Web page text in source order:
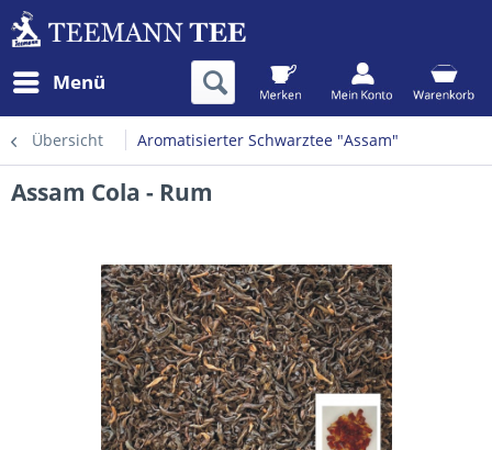
Menü
Übersicht Aromatisierter Schwarztee "Assam"
Assam Cola - Rum